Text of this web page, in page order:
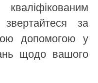
за
допомогою у
щодо вашого